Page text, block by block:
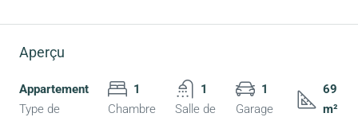
Aperçu
Appartement
Type de
1
Chambre
1
Salle de
1
Garage
69
m²